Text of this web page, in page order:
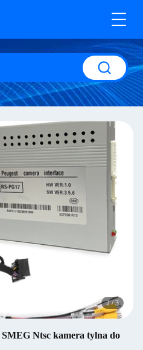
2/3
Ntsc kamera tylna do